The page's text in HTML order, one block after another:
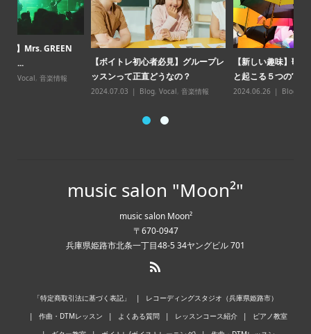
【ボイトレ初心者必見】グループレ
ッスンって正直どうなの？
Vocal,音楽情報
【新しい趣味】歌の習い事を始める
と起こる５つの”...
2024.06.26 Blog Vocal,音楽情報
music salon "Moon²"
music salon Moon²
〒670-0947
兵庫県姫路市北条一丁目48-5 34ヤングビル 701
「特定商取引法に基づく表記」
レコーディングスタジオ（兵庫県姫路市）
作曲・DTMレッスン
よくある質問 レッスンコース紹介
ピアノ教室